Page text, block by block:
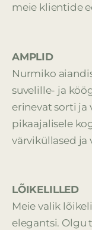
meie klientide
AMPLID
Nurmiko
suvelille- ja
erinevat sorti ja
pikaajalisele
värviküllased ja
LÕIKELILLED
Meie valik
elegantsi. Olgu